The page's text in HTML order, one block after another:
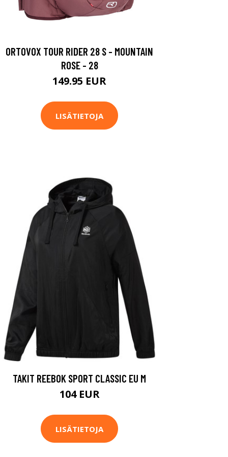
ORTOVOX TOUR RIDER 28 S - MOUNTAIN
ROSE - 28
149.95 EUR
LISÄTIETOJA
TAKIT REEBOK SPORT CLASSIC EU M
104 EUR
LISÄTIETOJA